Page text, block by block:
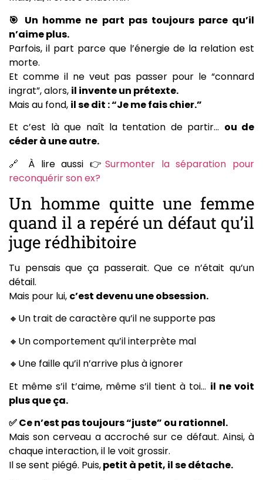
🎯 Un homme ne part pas toujours parce qu’il
n’aime plus.
Parfois, il part parce que l’énergie de la relation est
morte.
Et comme il ne veut pas passer pour le “connard
ingrat”, alors, il invente un prétexte.
Mais au fond, il se dit : “Je me fais chier.”
Et c’est là que naît la tentation de partir… ou de
céder à une autre.
🔗 À lire aussi 👉Surmonter la séparation pour
reconquérir son ex?
Un homme quitte une femme
quand il a repéré un défaut qu’il
juge rédhibitoire
Tu pensais que ça passerait. Que ce n’était qu’un
détail.
Mais pour lui, c’est devenu une obsession.
🔸Un trait de caractère qu’il ne supporte pas
🔸Un comportement qu’il interprète mal
🔸Une faille qu’il n’arrive plus à ignorer
Et même s’il t’aime, même s’il tient à toi… il ne voit
plus que ça.
✅ Ce n’est pas toujours “juste” ou rationnel.
Mais son cerveau a accroché sur ce défaut. Ainsi, à
chaque interaction, il le voit grossir.
Il se sent piégé. Puis,petit à petit, il se détache.